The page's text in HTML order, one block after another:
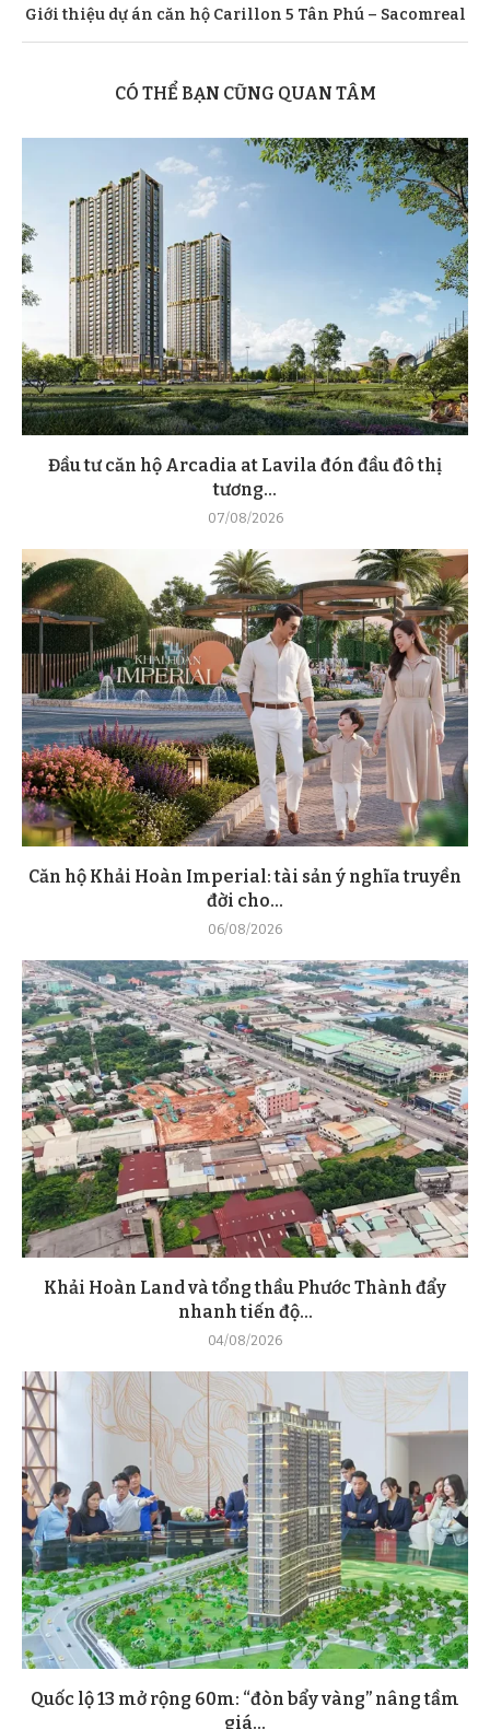
Giới thiệu dự án căn hộ Carillon 5 Tân Phú – Sacomreal
CÓ THỂ BẠN CŨNG QUAN TÂM
Đầu tư căn hộ Arcadia at Lavila đón đầu đô thị
tương...
07/08/2026
Căn hộ Khải Hoàn Imperial: tài sản ý nghĩa truyền
đời cho...
06/08/2026
Khải Hoàn Land và tổng thầu Phước Thành đẩy
nhanh tiến độ...
04/08/2026
Quốc lộ 13 mở rộng 60m: “đòn bẩy vàng” nâng tầm
giá...